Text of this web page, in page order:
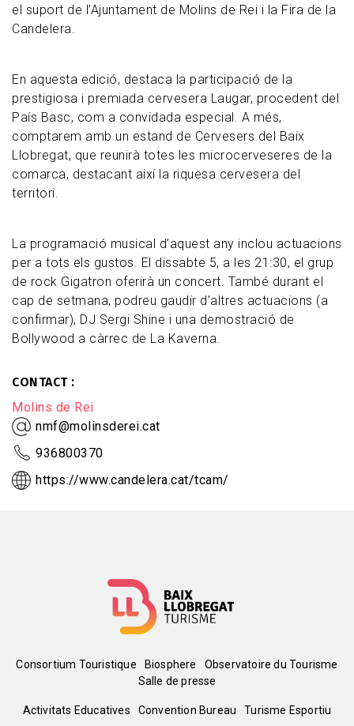
el suport de l’Ajuntament de Molins de Rei i la Fira de la
Candelera.
En aquesta edició, destaca la participació de la
prestigiosa i premiada cervesera Laugar, procedent del
País Basc, com a convidada especial. A més,
comptarem amb un estand de Cervesers del Baix
Llobregat, que reunirà totes les microcerveseres de la
comarca, destacant així la riquesa cervesera del
territori.
La programació musical d’aquest any inclou actuacions
per a tots els gustos. El dissabte 5, a les 21:30, el grup
de rock Gigatron oferirà un concert. També durant el
cap de setmana, podreu gaudir d’altres actuacions (a
confirmar), DJ Sergi Shine i una demostració de
Bollywood a càrrec de La Kaverna.
CONTACT
Molins de Rei
nmf@molinsderei.cat
936800370
https://www.candelera.cat/tcam/
Menú
del
Consortium Touristique Biosphere
Observatoire du Tourisme
Salle de presse
Activitats Educatives Convention Bureau Turisme Esportiu